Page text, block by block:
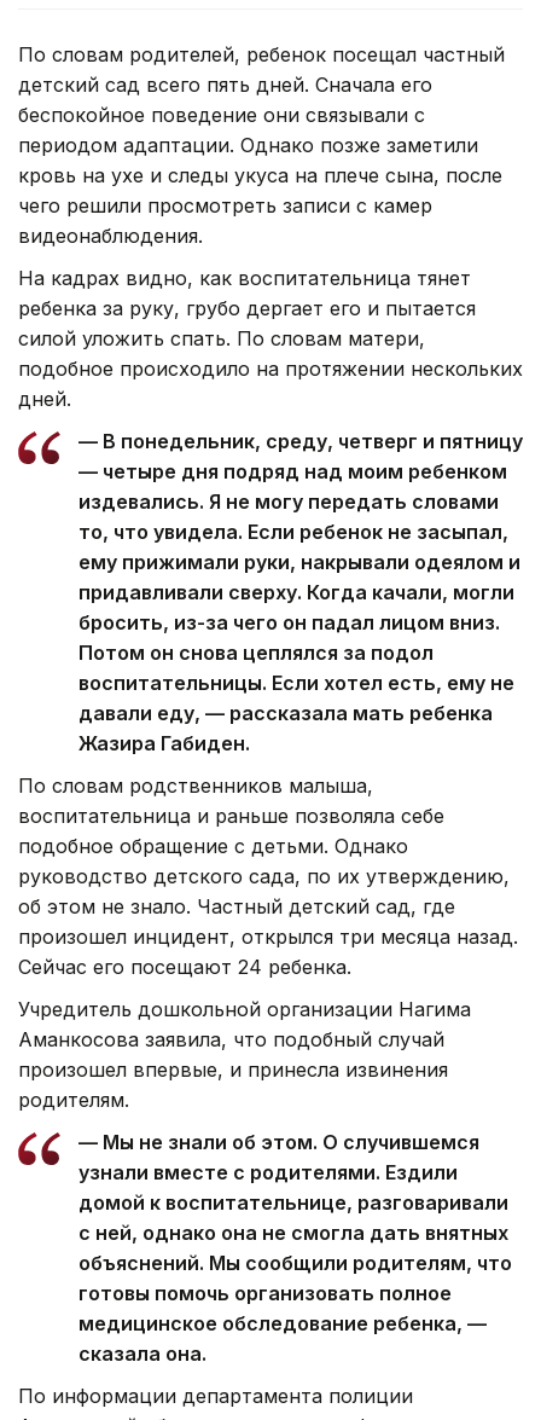
По словам родителей, ребенок посещал частный
детский сад всего пять дней. Сначала его
беспокойное поведение они связывали с
периодом адаптации. Однако позже заметили
кровь на ухе и следы укуса на плече сына, после
чего решили просмотреть записи с камер
видеонаблюдения.
На кадрах видно, как воспитательница тянет
ребенка за руку, грубо дергает его и пытается
силой уложить спать. По словам матери,
подобное происходило на протяжении нескольких
дней.
— В понедельник, среду, четверг и пятницу
— четыре дня подряд над моим ребенком
издевались. Я не могу передать словами
то, что увидела. Если ребенок не засыпал,
ему прижимали руки, накрывали одеялом и
придавливали сверху. Когда качали, могли
бросить, из-за чего он падал лицом вниз.
Потом он снова цеплялся за подол
воспитательницы. Если хотел есть, ему не
давали еду, — рассказала мать ребенка
Жазира Габиден.
По словам родственников малыша,
воспитательница и раньше позволяла себе
подобное обращение с детьми. Однако
руководство детского сада, по их утверждению,
об этом не знало. Частный детский сад, где
произошел инцидент, открылся три месяца назад.
Сейчас его посещают 24 ребенка.
Учредитель дошкольной организации Нагима
Аманкосова заявила, что подобный случай
произошел впервые, и принесла извинения
родителям.
— Мы не знали об этом. О случившемся
узнали вместе с родителями. Ездили
домой к воспитательнице, разговаривали
с ней, однако она не смогла дать внятных
объяснений. Мы сообщили родителям, что
готовы помочь организовать полное
медицинское обследование ребенка, —
сказала она.
По информации департамента полиции